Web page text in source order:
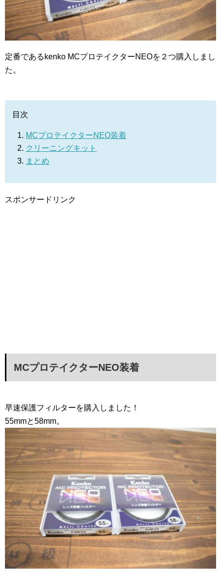
定番であるkenko MCプロテイクターNEOを２つ購入しまし
た。
目次
MCプロテイクターNEO装着
クリーニングキット
まとめ
スポンサードリンク
MCプロテイクターNEO装着
早速保護フィルターを購入しました！
55mmと58mm。